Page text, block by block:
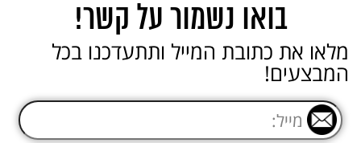
בואו נשמור על קשר!
מלאו את כתובת המייל ותתעדכנו בכל
המבצעים!